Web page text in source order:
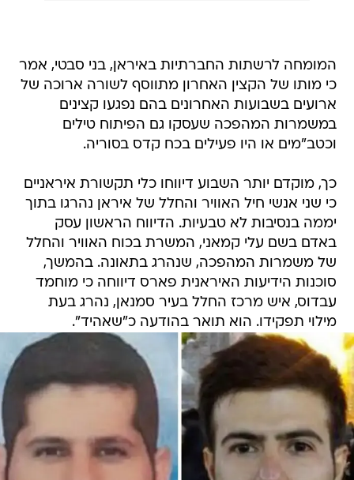
‏המומחה לרשתות החברתיות באיראן, בני סבטי, אמר
כי מותו של הקצין האחרון מתווסף לשורה ארוכה של
ארועים בשבועות האחרונים בהם נפגעו קצינים
במשמרות המהפכה שעסקו גם הפיתוח טילים
וכטב"מים או היו פעילים בכח קדס בסוריה.
כך, מוקדם יותר השבוע דיווחו כלי תקשורת איראניים
כי שני אנשי חיל האוויר והחלל של איראן נהרגו בתוך
יממה בנסיבות לא טבעיות. הדיווח הראשון עסק
באדם בשם עלי קמאני, המשרת בכוח האוויר והחלל
של משמרות המהפכה, שנהרג בתאונה. בהמשך,
סוכנות הידיעות האיראנית פארס דיווחה כי מוחמד
עבדוס, איש מרכז החלל בעיר סמנאן, נהרג בעת
מילוי תפקידו. הוא תואר בהודעה כ"שאהיד".